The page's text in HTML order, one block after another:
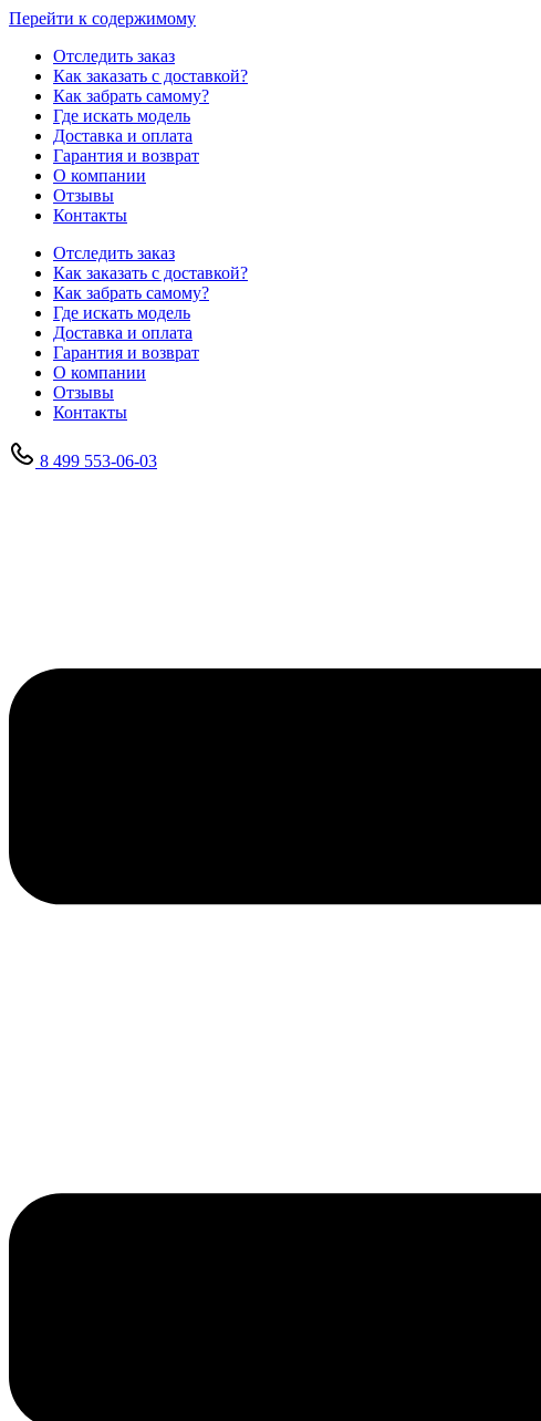
Перейти к содержимому
Отследить заказ
Как заказать с доставкой?
Как забрать самому?
Где искать модель
Доставка и оплата
Гарантия и возврат
О компании
Отзывы
Контакты
Отследить заказ
Как заказать с доставкой?
Как забрать самому?
Где искать модель
Доставка и оплата
Гарантия и возврат
О компании
Отзывы
Контакты
8 499 553-06-03